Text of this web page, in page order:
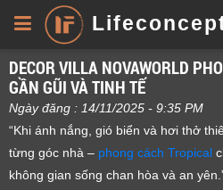
DECOR VILLA NOVAWORLD
GẦN GŨI VÀ TINH TẾ
Ngày đăng : 14/11/2025 - 9:35 PM
“Khi ánh nắng, gió biển và hơi thở
từng góc nhà – phong cách Tropical
không gian sống chan hòa và an